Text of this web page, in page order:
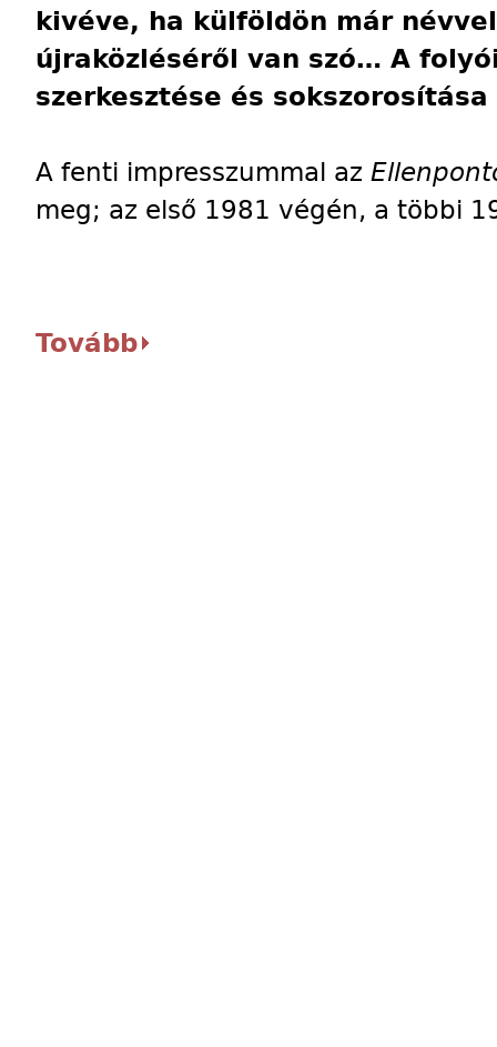
kivéve, ha külföldön már
újraközléséről van szó… A
szerkesztése és
A fenti impresszummal az
meg; az első 1981 végén, a többi
Tovább